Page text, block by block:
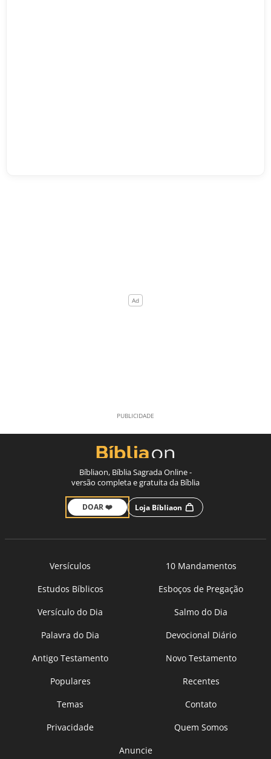
Bíbliaon, Bíblia Sagrada Online -
versão completa e gratuita da Bíblia
DOAR ❤️ Loja Bíbliaon
Versículos
10 Mandamentos
Estudos Bíblicos
Esboços de Pregação
Versículo do Dia
Salmo do Dia
Palavra do Dia
Devocional Diário
Antigo Testamento
Novo Testamento
Populares
Recentes
Temas
Contato
Privacidade
Quem Somos
Anuncie